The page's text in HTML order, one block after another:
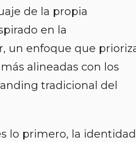
de la propia
en la
un enfoque que
alineadas con los
tradicional del
lo primero, la identidad